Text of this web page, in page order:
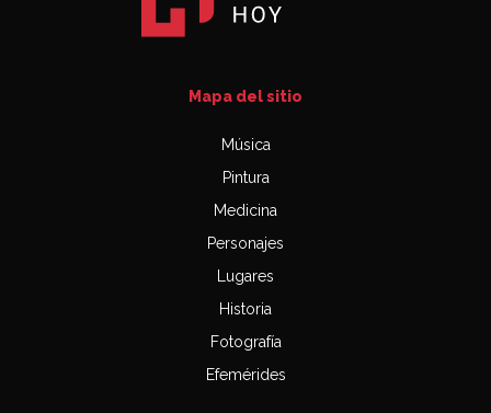
Mapa del sitio
Música
Pintura
Medicina
Personajes
Lugares
Historia
Fotografía
Efemérides